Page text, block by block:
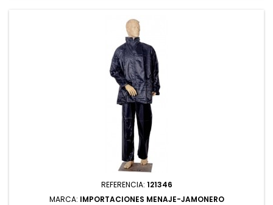
REFERENCIA: 121346
MARCA: IMPORTACIONES MENAJE-JAMONERO